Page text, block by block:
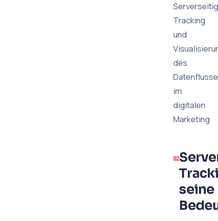
Tracking
und
des
im
digitalen
Marketing
seine